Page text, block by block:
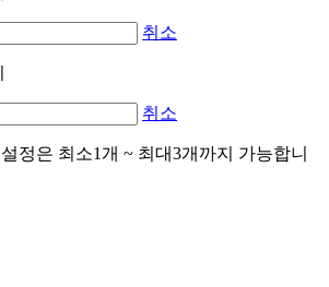
취소
취소
정은 최소1개 ~ 최대3개까지 가능합니